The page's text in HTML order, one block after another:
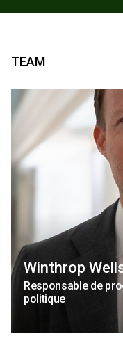
TEAM
Winthrop
Responsable de
politique